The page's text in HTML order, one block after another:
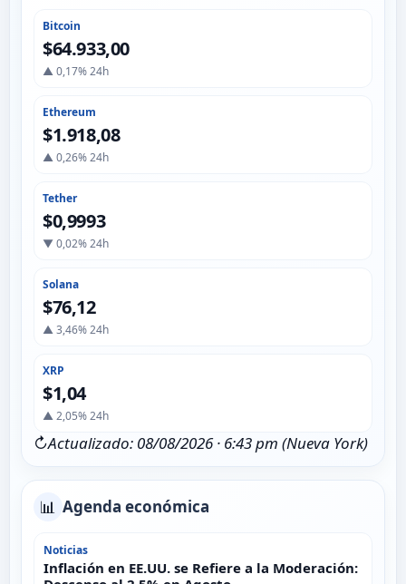
Bitcoin
$64.933,00
▲ 0,17% 24h
Ethereum
$1.918,08
▲ 0,26% 24h
Tether
$0,9993
▼ 0,02% 24h
Solana
$76,12
▲ 3,46% 24h
XRP
$1,04
▲ 2,05% 24h
↻Actualizado: 08/08/2026 · 6:43 pm (Nueva York)
📊 Agenda económica
Noticias
Inflación en EE.UU. se Refiere a la Moderación: